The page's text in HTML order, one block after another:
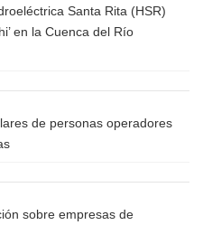
Santa Rita (HSR)
en la Cuenca del Río
de personas operadores
sobre empresas de